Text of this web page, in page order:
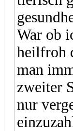
War ob
heilfroh
man
zweiter
nur